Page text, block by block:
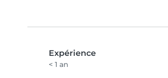
Expérience
< 1 an